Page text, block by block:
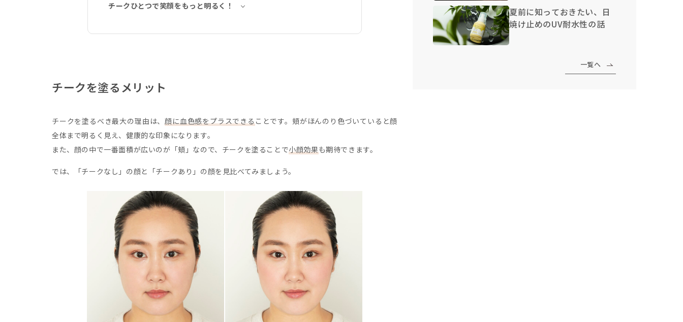
チークひとつで笑顔をもっと明るく！
チークを塗るメリット
チークを塗るべき最大の理由は、顔に血色感をプラスできることです。頬がほんのり色づいていると顔
全体まで明るく見え、健康的な印象になります。
また、顔の中で一番面積が広いのが「頬」なので、チークを塗ることで小顔効果も期待できます。
では、「チークなし」の顔と「チークあり」の顔を見比べてみましょう。
夏前に知っておきたい、日
焼け止めのUV耐水性の話
一覧へ